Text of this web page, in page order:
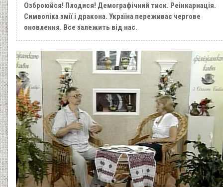
Озброюйся! Плодися! Демографічний тиск. Реінкарнація.
Символіка змії і дракона. Україна переживає чергове
оновлення. Все залежить від нас.